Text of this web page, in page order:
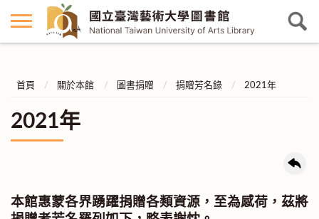
首頁 關於本館 圖書捐贈 捐贈芳名錄 2021年
2021年
本館惠蒙各界踴躍捐贈各類資源，至為感荷，茲將